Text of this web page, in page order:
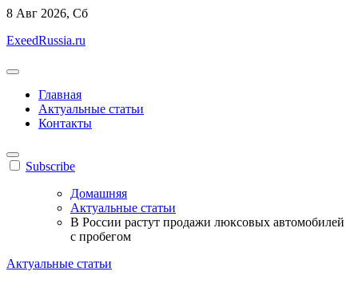
Перейти
содержанию
8 Авг 2026, Сб
ExeedRussia.ru
Главная
Актуальные статьи
Контакты
Subscribe
Домашняя
Актуальные статьи
В России растут продажи люксовых автомобилей
с пробегом
Актуальные статьи